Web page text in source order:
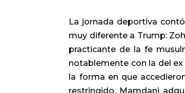
La jornada deportiva
muy diferente a Trump:
practicante de la fe
notablemente con la del
la forma en que
restringido, Mamdani